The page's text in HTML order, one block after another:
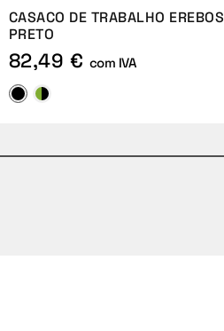
CASACO DE TRABALHO EREBOS
PRETO
82,49 € com IVA